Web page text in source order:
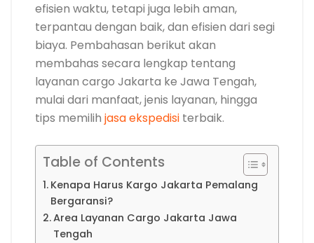
efisien waktu, tetapi juga lebih aman,
terpantau dengan baik, dan efisien dari segi
biaya. Pembahasan berikut akan
membahas secara lengkap tentang
layanan cargo Jakarta ke Jawa Tengah,
mulai dari manfaat, jenis layanan, hingga
tips memilih jasa ekspedisi terbaik.
Table of Contents
Kenapa Harus Kargo Jakarta Pemalang
Bergaransi?
Area Layanan Cargo Jakarta Jawa
Tengah